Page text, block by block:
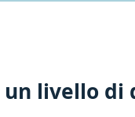
livello di